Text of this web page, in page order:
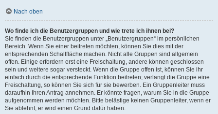
Nach oben
Wo finde ich die Benutzergruppen und wie trete ich ihnen bei?
Sie finden die Benutzergruppen unter „Benutzergruppen“ im persönlichen
Bereich. Wenn Sie einer beitreten möchten, können Sie dies mit der
entsprechenden Schaltfläche machen. Nicht alle Gruppen sind allgemein
offen. Einige erfordern erst eine Freischaltung, andere können geschlossen
sein und weitere sogar versteckt. Wenn die Gruppe offen ist, können Sie ihr
einfach durch die entsprechende Funktion beitreten; verlangt die Gruppe eine
Freischaltung, so können Sie sich für sie bewerben. Ein Gruppenleiter muss
daraufhin Ihren Antrag annehmen. Er könnte fragen, warum Sie in die Gruppe
aufgenommen werden möchten. Bitte belästige keinen Gruppenleiter, wenn er
Sie ablehnt, er wird einen Grund dafür haben.